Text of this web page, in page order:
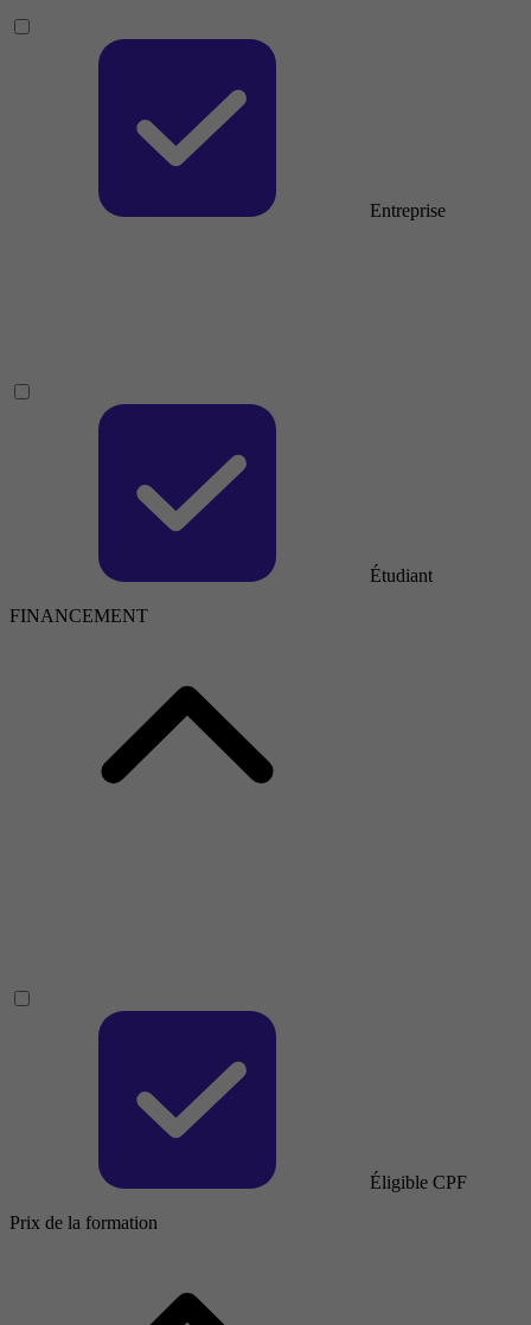
Entreprise
Étudiant
FINANCEMENT
Éligible CPF
Prix de la formation